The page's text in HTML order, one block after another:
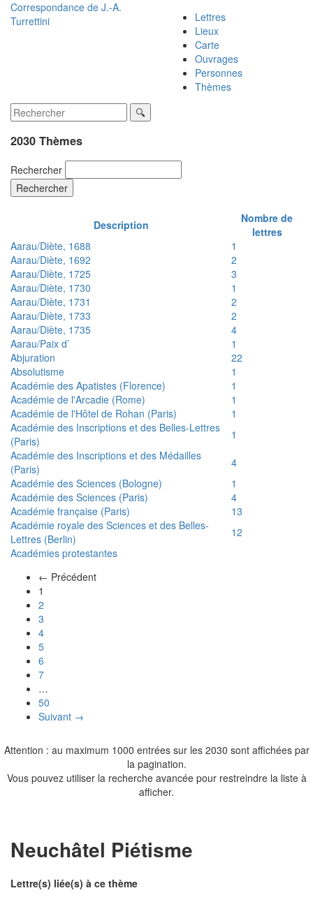
Correspondance de J.-A.
Turrettini
Lettres
Lieux
Carte
Ouvrages
Personnes
Thèmes
2030 Thèmes
Rechercher
Rechercher
Description
Nombre de
lettres
Aarau/Diète, 1688
1
Aarau/Diète, 1692
2
Aarau/Diète, 1725
3
Aarau/Diète, 1730
1
Aarau/Diète, 1731
2
Aarau/Diète, 1733
2
Aarau/Diète, 1735
4
Aarau/Paix d’
1
Abjuration
22
Absolutisme
1
Académie des Apatistes (Florence)
1
Académie de l'Arcadie (Rome)
1
Académie de l'Hôtel de Rohan (Paris)
1
Académie des Inscriptions et des Belles-Lettres
(Paris)
1
Académie des Inscriptions et des Médailles
(Paris)
4
Académie des Sciences (Bologne)
1
Académie des Sciences (Paris)
4
Académie française (Paris)
13
Académie royale des Sciences et des Belles-
Lettres (Berlin)
12
Académies protestantes
← Précédent
1
2
3
4
5
6
7
…
50
Suivant →
Attention : au maximum 1000 entrées sur les 2030 sont affichées par
la pagination.
Vous pouvez utiliser la recherche avancée pour restreindre la liste à
afficher.
Neuchâtel Piétisme
Lettre(s) liée(s) à ce thème